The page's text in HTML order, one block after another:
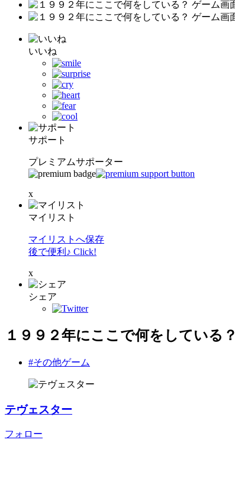
いいね
サポート
プレミアムサポーター
x
マイリスト
マイリストへ保存
後で便利♪ Click!
x
シェア
１９９２年にここで何をしている？
#その他ゲーム
テヴェスター
フォロー